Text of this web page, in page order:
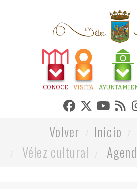
CONOCE VISITA
Volver Inicio
Vélez cultural